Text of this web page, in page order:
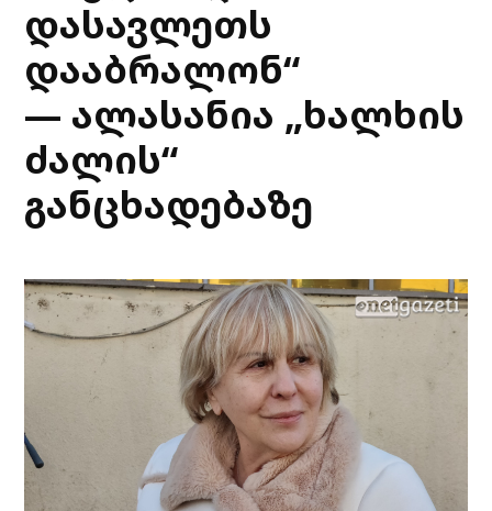
დასავლეთს
დააბრალონ“
— ალასანია „ხალხის
ძალის“
განცხადებაზე